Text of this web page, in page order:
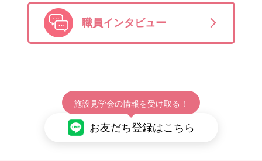
職員インタビュー
施設見学会の情報を受け取る！
お友だち登録はこちら